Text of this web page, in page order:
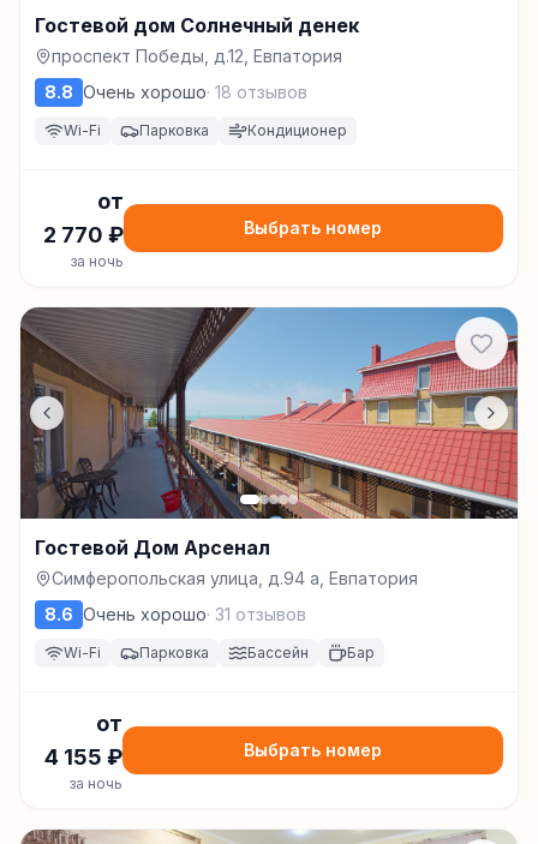
Гостевой дом Солнечный денек
проспект Победы, д.12, Евпатория
8.8 Очень хорошо· 18 отзывов
Wi-Fi Парковка Кондиционер
от
2 770 ₽
за ночь
Выбрать номер
Гостевой Дом Арсенал
Симферопольская улица, д.94 а, Евпатория
8.6 Очень хорошо· 31 отзывов
Wi-Fi Парковка Бассейн Бар
от
4 155 ₽
за ночь
Выбрать номер